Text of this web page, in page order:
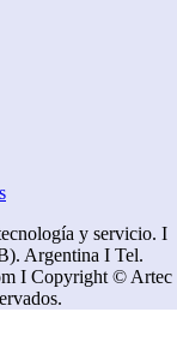
y servicio. I
Argentina I Tel.
I Copyright © Artec